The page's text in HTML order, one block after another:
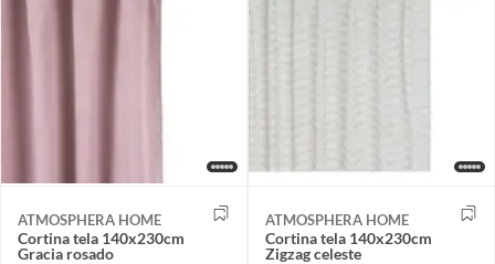
ATMOSPHERA HOME
Cortina tela 140x230cm
Gracia rosado
ATMOSPHERA HOME
Cortina tela 140x230cm
Zigzag celeste